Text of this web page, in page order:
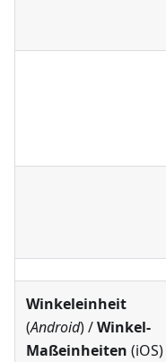
Winkeleinheit
(Android) /Winkel-
Maßeinheiten (iOS)